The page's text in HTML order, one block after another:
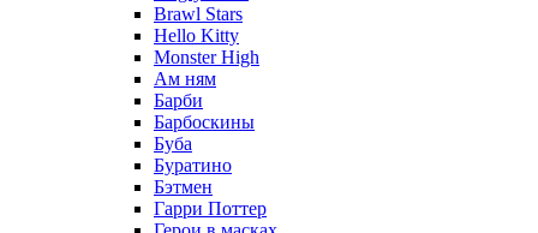
Brawl Stars
Hello Kitty
Monster High
Ам ням
Барби
Барбоскины
Буба
Буратино
Бэтмен
Гарри Поттер